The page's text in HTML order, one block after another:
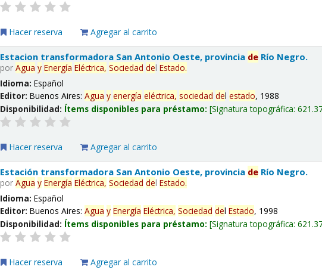
Hacer reserva Agregar al carrito
Estacion transformadora San Antonio Oeste, provincia de Río Negro.
porAgua y Energía Eléctrica, Sociedad delEstado.
Idioma:Español
Editor:Buenos Aires:Agua y energía eléctrica, sociedad delestado, 1988
Disponibilidad: Ítems disponibles para préstamo: Signatura topográfica:
Hacer reserva Agregar al carrito
Estación transformadora San Antonio Oeste, provincia de Río Negro.
porAgua y Energía Eléctrica, Sociedad delEstado.
Idioma:Español
Editor:Buenos Aires:Agua y Energía Eléctrica, Sociedad delEstado, 1998
Disponibilidad: Ítems disponibles para préstamo: Signatura topográfica:
Hacer reserva Agregar al carrito